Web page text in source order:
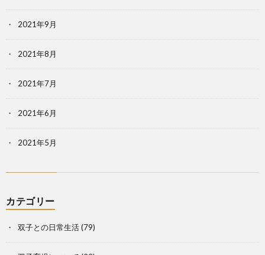
2021年9月
2021年8月
2021年7月
2021年6月
2021年5月
カテゴリー
双子との日常生活(79)